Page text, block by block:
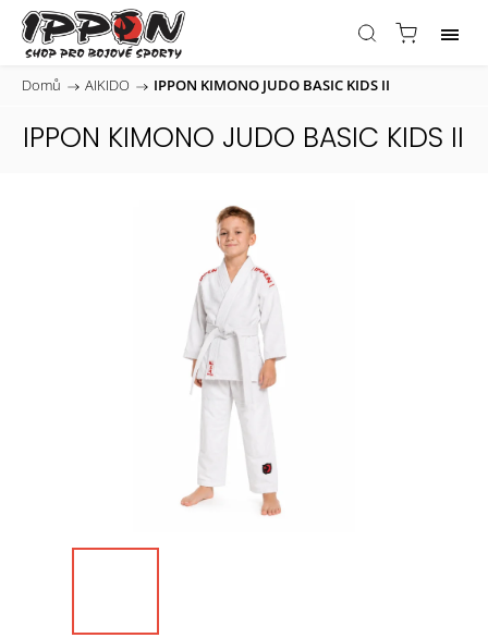
Domů / AIKIDO / IPPON KIMONO JUDO BASIC KIDS II
IPPON KIMONO JUDO BASIC KIDS II